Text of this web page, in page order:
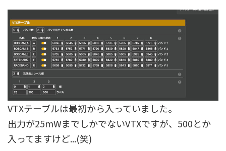
VTXテーブルは最初から入っていました。
出力が25mWまでしかでないVTXですが、500とか
入ってますけど...(笑)